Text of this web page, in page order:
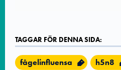
TAGGAR FÖR DENNA SIDA:
fågelinfluensa h5n8